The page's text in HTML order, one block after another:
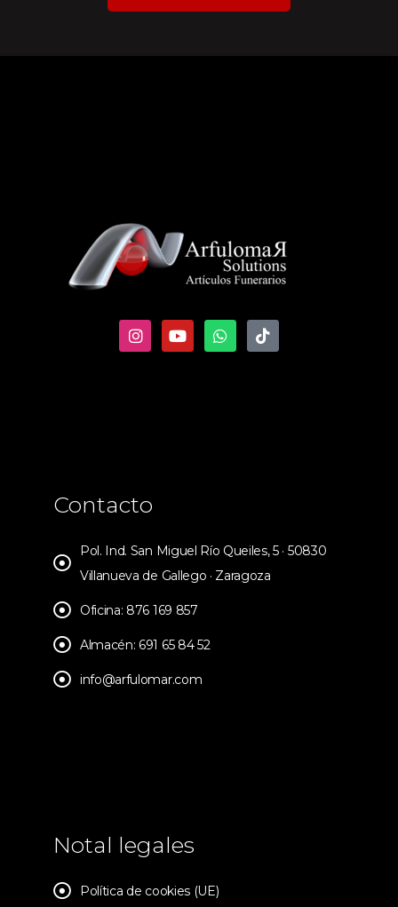
Contacto
Pol. Ind. San Miguel Río Queiles, 5 · 50830
Villanueva de Gallego · Zaragoza
Oficina: 876 169 857
Almacén: 691 65 84 52
info@arfulomar.com
Notal legales
Política de cookies (UE)